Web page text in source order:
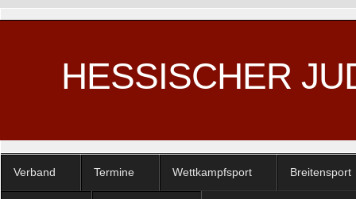
HESSISCHER
Verband Termine Wettkampfsport Breitensport